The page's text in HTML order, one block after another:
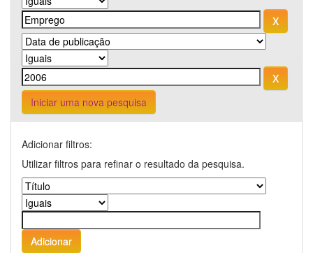
Iniciar uma nova pesquisa
Adicionar filtros:
Utilizar filtros para refinar o resultado da pesquisa.